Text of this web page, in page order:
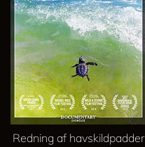
Redning af havskildpadder